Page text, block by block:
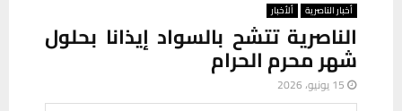
أخبار الناصرية ألأخبار
الناصرية تتشح بالسواد إيذانا بحلول
شهر محرم الحرام
15 يونيو، 2026